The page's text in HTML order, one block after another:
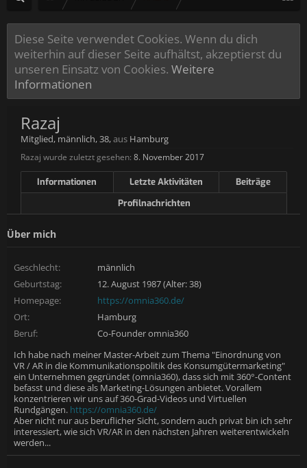
Diese Seite verwendet Cookies. Wenn du dich
weiterhin auf dieser Seite aufhältst, akzeptierst du
unseren Einsatz von Cookies. Weitere
Informationen
Razaj
Mitglied, männlich, 38,aus Hamburg
Razaj wurde zuletzt gesehen: 8. November 2017
Informationen Letzte Aktivitäten
Beiträge
Profilnachrichten
Über mich
Geschlecht:
männlich
Geburtstag:
12. August 1987 (Alter: 38)
Homepage:
https://omnia360.de/
Ort:
Hamburg
Beruf:
Co-Founder omnia360
Ich habe nach meiner Master-Arbeit zum Thema "Einordnung von
VR / AR in die Kommunikationspolitik des Konsumgütermarketing"
ein Unternehmen gegründet (omnia360), dass sich mit 360°-Content
befasst und diese als Marketing-Lösungen anbietet. Vorallem
konzentrieren wir uns auf 360-Grad-Videos und Virtuellen
Rundgängen. https://omnia360.de/
Aber nicht nur aus beruflicher Sicht, sondern auch privat bin ich sehr
interessiert, wie sich VR/AR in den nächsten Jahren weiterentwickeln
werden...